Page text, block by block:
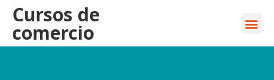
Cursos de
comercio